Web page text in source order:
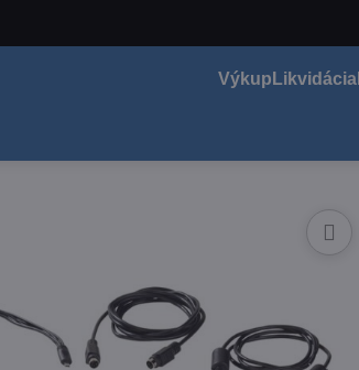
Výkup Likvidácia